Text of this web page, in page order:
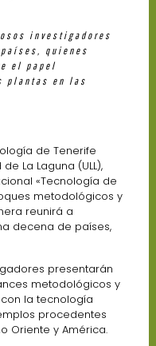
investigadores
quienes
el papel
plantas en las
de Tenerife
La Laguna (ULL),
«Tecnología de
metodológicos y
reunirá a
decena de países,
presentarán
metodológicos y
la tecnología
procedentes
Oriente y América.